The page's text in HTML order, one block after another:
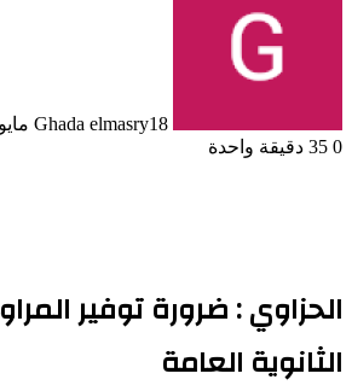
Ghada elmasry18 مايو، 2026
0
دقيقة واحدة
الحزاوي : ضرورة توفير
الثانوية العامة